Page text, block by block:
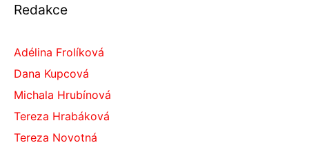
Redakce
Adélina Frolíková
Dana Kupcová
Michala Hrubínová
Tereza Hrabáková
Tereza Novotná